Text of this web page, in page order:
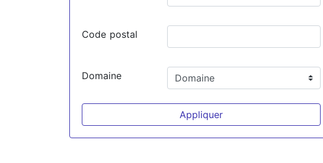
Code postal
Domaine
Appliquer